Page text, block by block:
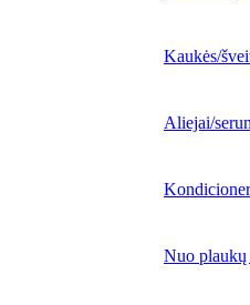
Kaukės/
Aliejai/
Nuo